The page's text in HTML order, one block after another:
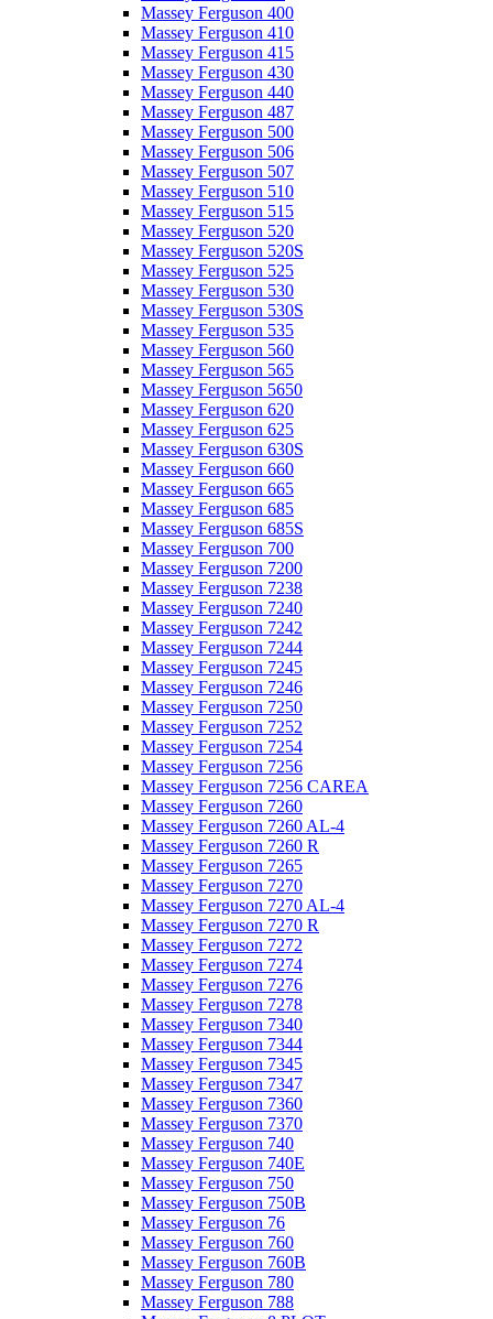
Massey Ferguson 400
Massey Ferguson 410
Massey Ferguson 415
Massey Ferguson 430
Massey Ferguson 440
Massey Ferguson 487
Massey Ferguson 500
Massey Ferguson 506
Massey Ferguson 507
Massey Ferguson 510
Massey Ferguson 515
Massey Ferguson 520
Massey Ferguson 520S
Massey Ferguson 525
Massey Ferguson 530
Massey Ferguson 530S
Massey Ferguson 535
Massey Ferguson 560
Massey Ferguson 565
Massey Ferguson 5650
Massey Ferguson 620
Massey Ferguson 625
Massey Ferguson 630S
Massey Ferguson 660
Massey Ferguson 665
Massey Ferguson 685
Massey Ferguson 685S
Massey Ferguson 700
Massey Ferguson 7200
Massey Ferguson 7238
Massey Ferguson 7240
Massey Ferguson 7242
Massey Ferguson 7244
Massey Ferguson 7245
Massey Ferguson 7246
Massey Ferguson 7250
Massey Ferguson 7252
Massey Ferguson 7254
Massey Ferguson 7256
Massey Ferguson 7256 CAREA
Massey Ferguson 7260
Massey Ferguson 7260 AL-4
Massey Ferguson 7260 R
Massey Ferguson 7265
Massey Ferguson 7270
Massey Ferguson 7270 AL-4
Massey Ferguson 7270 R
Massey Ferguson 7272
Massey Ferguson 7274
Massey Ferguson 7276
Massey Ferguson 7278
Massey Ferguson 7340
Massey Ferguson 7344
Massey Ferguson 7345
Massey Ferguson 7347
Massey Ferguson 7360
Massey Ferguson 7370
Massey Ferguson 740
Massey Ferguson 740E
Massey Ferguson 750
Massey Ferguson 750B
Massey Ferguson 76
Massey Ferguson 760
Massey Ferguson 760B
Massey Ferguson 780
Massey Ferguson 788